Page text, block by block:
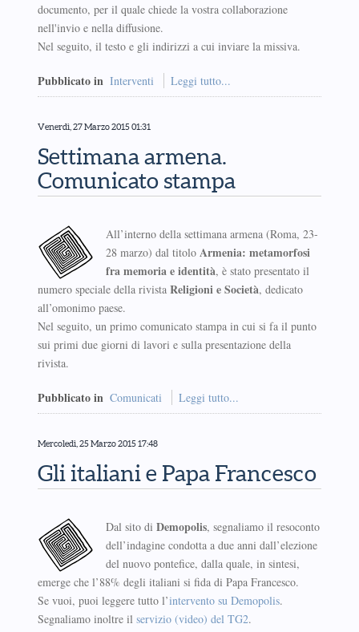
documento, per il quale chiede la vostra collaborazione
nell'invio e nella diffusione.
Nel seguito, il testo e gli indirizzi a cui inviare la missiva.
Pubblicato in Interventi Leggi tutto...
Venerdì, 27 Marzo 2015 01:31
Settimana armena.
Comunicato stampa
All’interno della settimana armena (Roma, 23-
28 marzo) dal titolo Armenia: metamorfosi
fra memoria e identità, è stato presentato il
numero speciale della rivista Religioni e Società, dedicato
all’omonimo paese.
Nel seguito, un primo comunicato stampa in cui si fa il punto
sui primi due giorni di lavori e sulla presentazione della
rivista.
Pubblicato in Comunicati Leggi tutto...
Mercoledì, 25 Marzo 2015 17:48
Gli italiani e Papa Francesco
Dal sito di Demopolis, segnaliamo il resoconto
dell’indagine condotta a due anni dall’elezione
del nuovo pontefice, dalla quale, in sintesi,
emerge che l’88% degli italiani si fida di Papa Francesco.
Se vuoi, puoi leggere tutto l’intervento su Demopolis.
Segnaliamo inoltre il servizio (video) del TG2.